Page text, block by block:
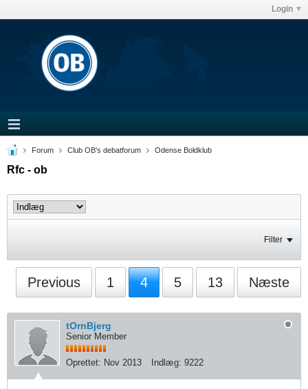
Login
Forum Club OB's debatforum Odense Boldklub
Rfc - ob
Filter
Previous 1 4 5 13 Næste
tOrnBjerg
Senior Member
Oprettet: Nov 2013 Indlæg: 9222